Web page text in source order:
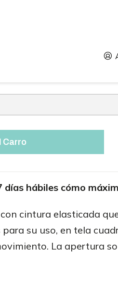
Carro
hábiles cómo
cintura elasticada
su uso, en tela
La apertura